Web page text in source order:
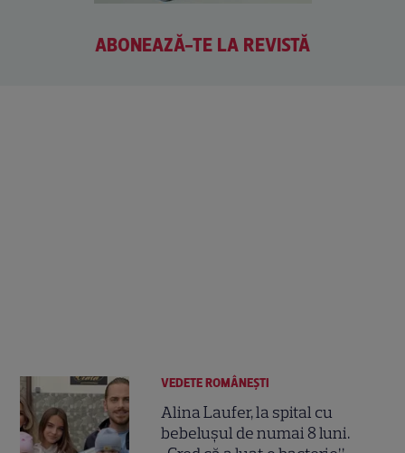
ABONEAZĂ-TE LA REVISTĂ
VEDETE ROMÂNEŞTI
Alina Laufer, la spital cu
bebelușul de numai 8 luni.